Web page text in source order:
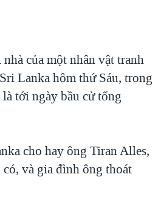
MẠI CỦA MỸ: QUÁ KHỨ VÀ HIỆN
TẠI DẢI GAZA
ĐƯỜNG
của một nhân vật tranh
Lanka hôm thứ Sáu, trong
tới ngày bầu cử tổng
cho hay ông Tiran Alles,
và gia đình ông thoát